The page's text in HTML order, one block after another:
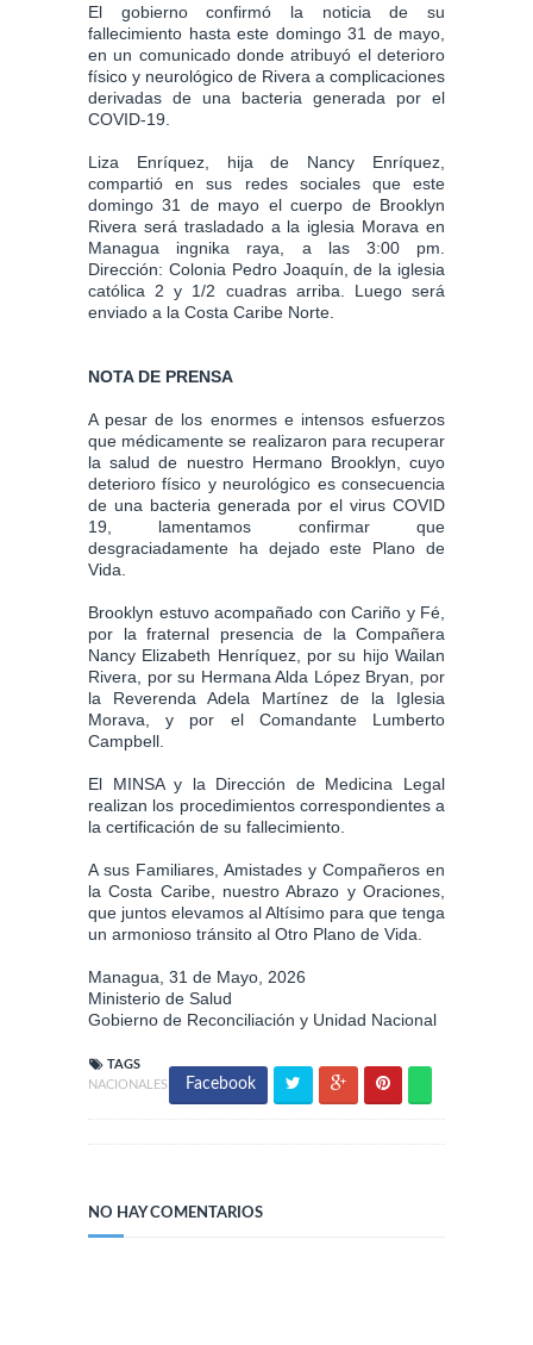
El gobierno confirmó la noticia de su
fallecimiento hasta este domingo 31 de mayo,
en un comunicado donde atribuyó el deterioro
físico y neurológico de Rivera a complicaciones
derivadas de una bacteria generada por el
COVID-19.
Liza Enríquez, hija de Nancy Enríquez,
compartió en sus redes sociales que este
domingo 31 de mayo el cuerpo de Brooklyn
Rivera será trasladado a la iglesia Morava en
Managua ingnika raya, a las 3:00 pm.
Dirección: Colonia Pedro Joaquín, de la iglesia
católica 2 y 1/2 cuadras arriba. Luego será
enviado a la Costa Caribe Norte.
NOTA DE PRENSA
A pesar de los enormes e intensos esfuerzos
que médicamente se realizaron para recuperar
la salud de nuestro Hermano Brooklyn, cuyo
deterioro físico y neurológico es consecuencia
de una bacteria generada por el virus COVID
19, lamentamos confirmar que
desgraciadamente ha dejado este Plano de
Vida.
Brooklyn estuvo acompañado con Cariño y Fé,
por la fraternal presencia de la Compañera
Nancy Elizabeth Henríquez, por su hijo Wailan
Rivera, por su Hermana Alda López Bryan, por
la Reverenda Adela Martínez de la Iglesia
Morava, y por el Comandante Lumberto
Campbell.
El MINSA y la Dirección de Medicina Legal
realizan los procedimientos correspondientes a
la certificación de su fallecimiento.
A sus Familiares, Amistades y Compañeros en
la Costa Caribe, nuestro Abrazo y Oraciones,
que juntos elevamos al Altísimo para que tenga
un armonioso tránsito al Otro Plano de Vida.
Managua, 31 de Mayo, 2026
Ministerio de Salud
Gobierno de Reconciliación y Unidad Nacional
TAGS
NACIONALES
Facebook
NO HAY COMENTARIOS